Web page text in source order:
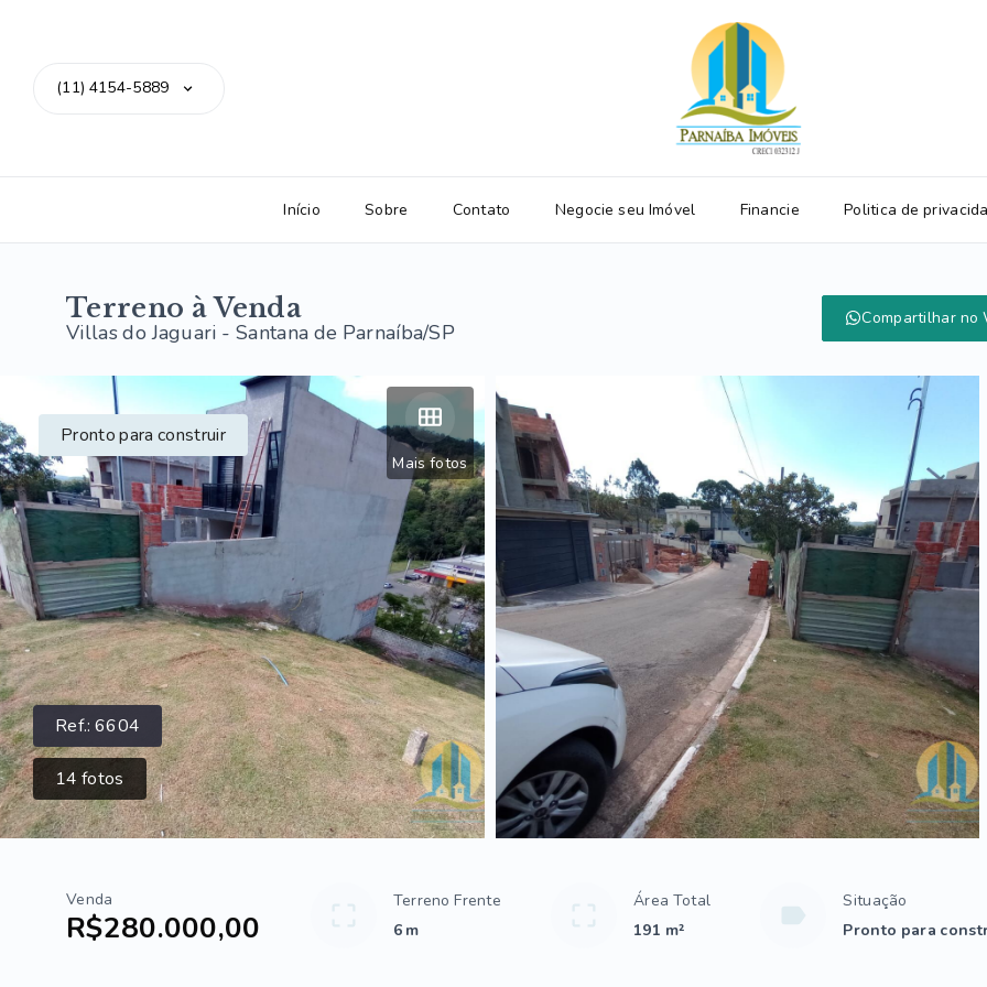
(11) 4154-5889
Início Sobre Contato Negocie seu Imóvel Financie Politica de
Terreno à Venda
Villas do Jaguari - Santana de Parnaíba/SP
Compartilhar no
Ref.:6604
14 fotos
Mais fotos
Pronto para construir
Venda
R$280.000,00
Terreno Frente
6 m
Área Total
191 m²
Situação
Pronto para